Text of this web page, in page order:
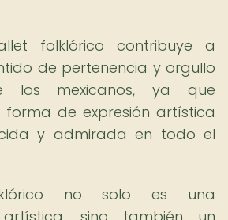
folklórico contribuye a
de pertenencia y orgullo
los mexicanos, ya que
forma de expresión artística
y admirada en todo el
no solo es una